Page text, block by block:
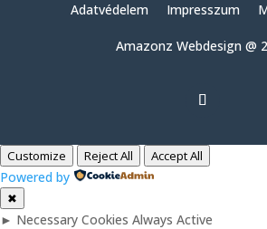
Adatvédelem Impresszum
Amazonz Webdesign @
Customize Reject All Accept All
Powered by
✖
► Necessary Cookies Always Active